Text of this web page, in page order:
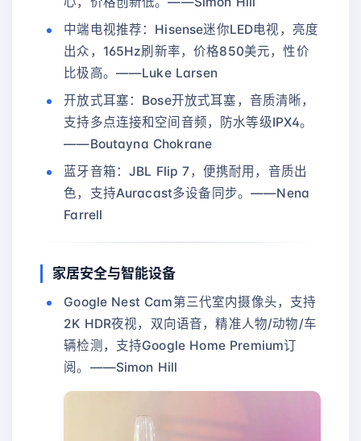
中端电视推荐：Hisense迷你LED电视，亮度
出众，165Hz刷新率，价格850美元，性价
比极高。——Luke Larsen
开放式耳塞：Bose开放式耳塞，音质清晰，
支持多点连接和空间音频，防水等级IPX4。
——Boutayna Chokrane
蓝牙音箱：JBL Flip 7，便携耐用，音质出
色，支持Auracast多设备同步。——Nena
Farrell
家居安全与智能设备
Google Nest Cam第三代室内摄像头，支持
2K HDR夜视，双向语音，精准人物/动物/车
辆检测，支持Google Home Premium订
阅。——Simon Hill